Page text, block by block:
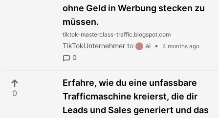
ohne Geld in Werbung stecken zu
müssen.
tiktok-masterclass-traffic.blogspot.com
TikTokUnternehmer to ai • 4 months ago
0
0
Erfahre, wie du eine unfassbare
Trafficmaschine kreierst, die dir
Leads und Sales generiert und das